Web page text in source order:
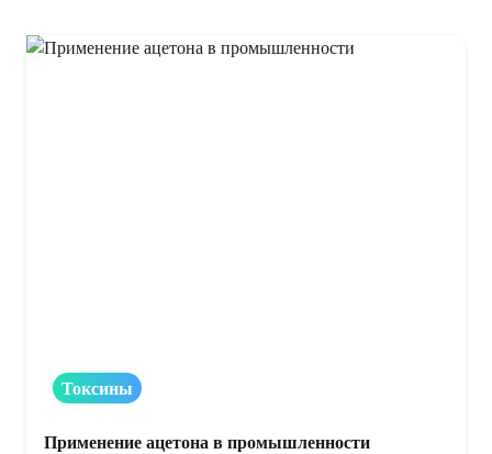
Токсины
Применение ацетона в промышленности